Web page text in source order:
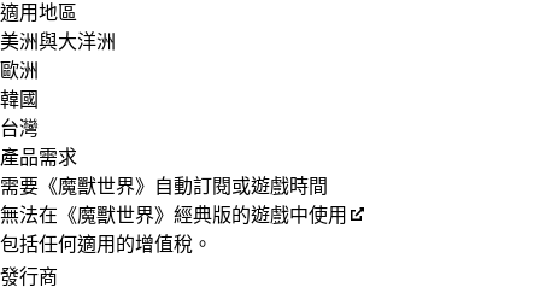
適用地區
美洲與大洋洲
歐洲
韓國
台灣
產品需求
需要《魔獸世界》自動訂閱或遊戲時間
無法在《魔獸世界》經典版的遊戲中使用
包括任何適用的增值稅。
發行商